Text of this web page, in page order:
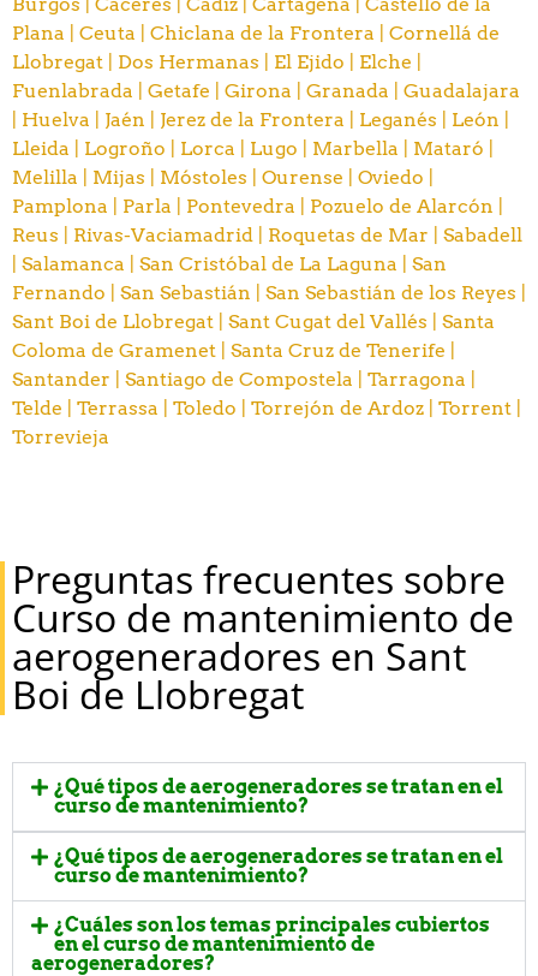
Plana | Ceuta | Chiclana de la Frontera | Cornellá de
Llobregat | Dos Hermanas | El Ejido | Elche |
Fuenlabrada | Getafe | Girona | Granada | Guadalajara
Huelva | Jaén | Jerez de la Frontera | Leganés | León |
Lleida | Logroño | Lorca | Lugo | Marbella | Mataró |
Melilla | Mijas | Móstoles | Ourense | Oviedo |
Pamplona | Parla | Pontevedra | Pozuelo de Alarcón |
Reus | Rivas-Vaciamadrid | Roquetas de Mar | Sabadell
Salamanca | San Cristóbal de La Laguna | San
Fernando | San Sebastián | San Sebastián de los Reyes |
Sant Boi de Llobregat | Sant Cugat del Vallés | Santa
Coloma de Gramenet | Santa Cruz de Tenerife |
Santander | Santiago de Compostela | Tarragona |
Telde | Terrassa | Toledo | Torrejón de Ardoz | Torrent |
Torrevieja
Preguntas frecuentes sobre
Curso de mantenimiento de
aerogeneradores en Sant
Boi de Llobregat
¿Qué tipos de aerogeneradores se tratan en el
curso de mantenimiento?
¿Qué tipos de aerogeneradores se tratan en el
curso de mantenimiento?
¿Cuáles son los temas principales cubiertos
en el curso de mantenimiento de
aerogeneradores?